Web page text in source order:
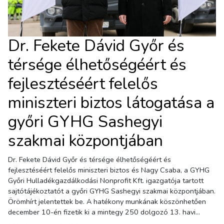
Dr. Fekete Dávid Győr és
térsége élhetőségéért és
fejlesztéséért felelős
miniszteri biztos látogatása a
győri GYHG Sashegyi
szakmai központjában
Dr. Fekete Dávid Győr és térsége élhetőségéért és
fejlesztéséért felelős miniszteri biztos és Nagy Csaba, a GYHG
Győri Hulladékgazdálkodási Nonprofit Kft. igazgatója tartott
sajtótájékoztatót a győri GYHG Sashegyi szakmai központjában.
Örömhírt jelentettek be. A hatékony munkának köszönhetően
december 10-én fizetik ki a mintegy 250 dolgozó 13. havi